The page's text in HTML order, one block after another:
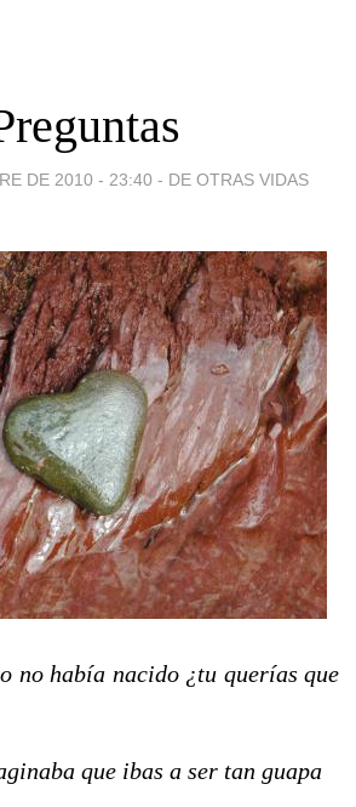
DE 2010 - 23:40 - DE OTRAS VIDAS
no había nacido ¿tu querías que
que ibas a ser tan guapa